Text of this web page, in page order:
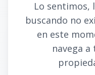
Lo sentimos,
buscando no
en este
navega